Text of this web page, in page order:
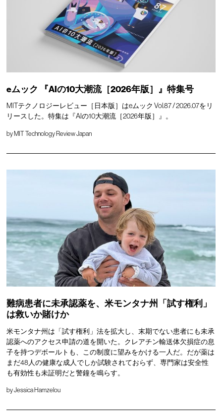
eムック 『AIの10大潮流［2026年版］』特集号
MITテクノロジーレビュー［日本版］はeムック Vol.87 / 2026.07をリ
リースした。特集は『AIの10大潮流［2026年版］』。
by MIT Technology Review Japan
難病患者に未承認薬を、米モンタナ州「試す権利」
は救いか賭けか
米モンタナ州は「試す権利」法を拡大し、末期でない患者にも未承
認薬へのアクセス申請の道を開いた。クレアチン輸送体欠損症の息
子を持つデボールトも、この制度に望みをかける一人だ。だが薬は
まだ48人の健康な成人でしか試験されておらず、専門家は安全性
も有効性も未証明だと警鐘を鳴らす。
byJessica Hamzelou